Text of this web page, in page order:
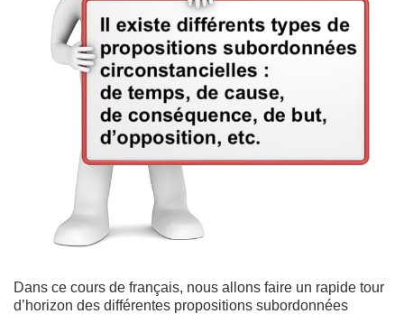
Dans ce cours de français, nous allons faire un rapide tour
d’horizon des différentes propositions subordonnées